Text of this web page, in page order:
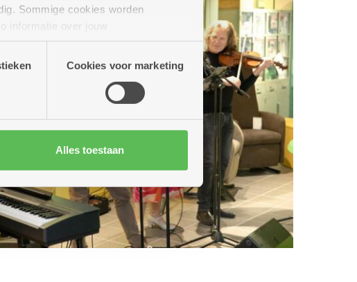
Sommige cookies worden
informatie over jouw
partners kunnen deze gegevens
Cookies voor marketing
Alles toestaan